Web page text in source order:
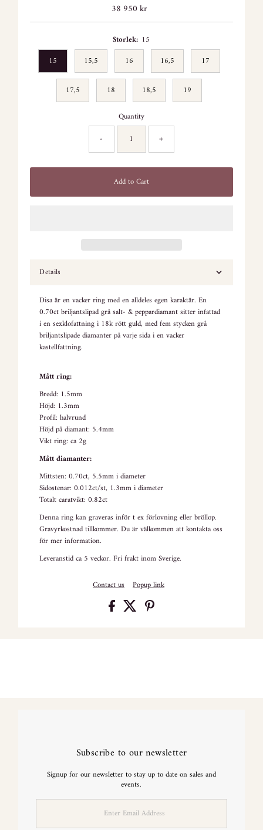
Regular
Price
38 950 kr
Storlek: 15
15
15,5 16 16,5 17
17,5 18 18,5 19
Quantity
-
+
Add to Cart
Details
Disa är en vacker ring med en alldeles egen karaktär. En
0.70ct briljantslipad grå salt- & peppardiamant sitter infattad
i en sexklofattning i 18k rött guld, med fem stycken grå
briljantslipade diamanter på varje sida i en vacker
kastellfattning.
Mått ring:
Bredd: 1.5mm
Höjd: 1.3mm
Profil: halvrund
Höjd på diamant: 5.4mm
Vikt ring: ca 2g
Mått diamanter:
Mittsten: 0.70ct, 5.5mm i diameter
Sidostenar: 0.012ct/st, 1.3mm i diameter
Totalt caratvikt: 0.82ct
Denna ring kan graveras inför t ex förlovning eller bröllop.
Gravyrkostnad tillkommer. Du är välkommen att kontakta oss
för mer information.
Leveranstid ca 5 veckor. Fri frakt inom Sverige.
Contact us Popup link
Subscribe to our newsletter
Signup for our newsletter to stay up to date on sales and
events.
Enter